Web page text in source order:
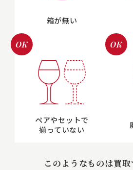
箱が無い
OK
ペアやセットで
揃っていない
OK
このようなものは買